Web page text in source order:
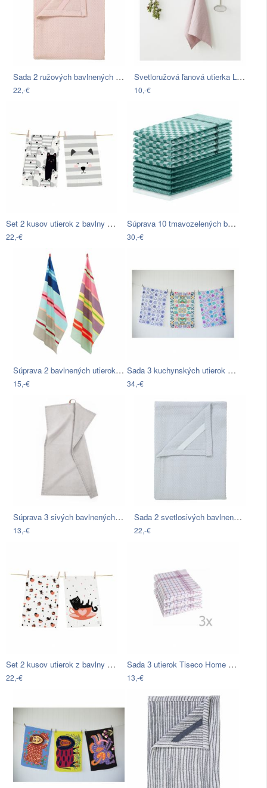
Sada 2 ružových bavlnených utierok na…
22,-€
Svetloružová ľanová utierka Linen Tales…
10,-€
Set 2 kusov utierok z bavlny Butter…
22,-€
Súprava 10 tmavozelených bavlnených…
30,-€
Súprava 2 bavlnených utierok Remember…
15,-€
Sada 3 kuchynských utierok Surdic…
34,-€
Súprava 3 sivých bavlnených kuchynských…
13,-€
Sada 2 svetlosivých bavlnených utierok…
22,-€
Set 2 kusov utierok z bavlny Butter…
22,-€
Sada 3 utierok Tiseco Home Studio…
13,-€